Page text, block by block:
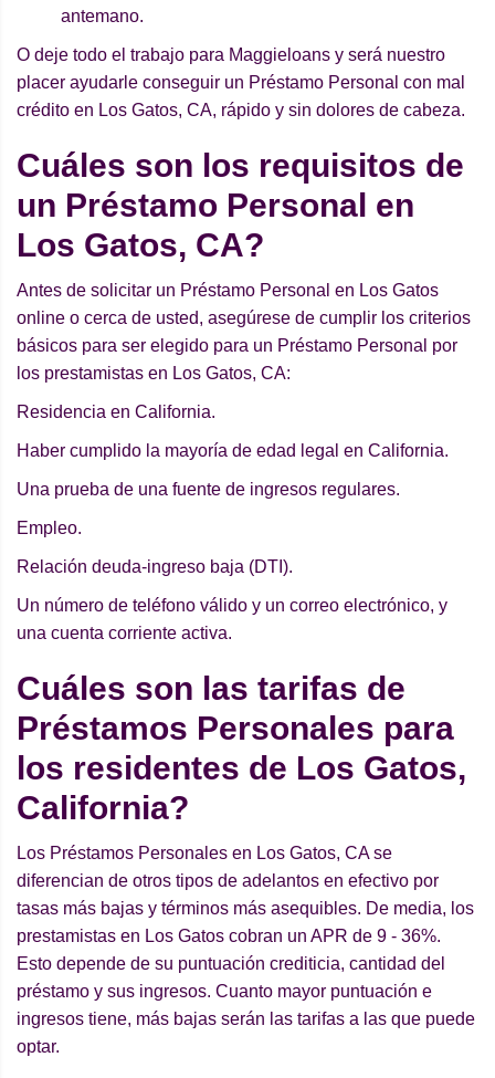
antemano.
O deje todo el trabajo para Maggieloans y será nuestro
placer ayudarle conseguir un Préstamo Personal con mal
crédito en Los Gatos, CA, rápido y sin dolores de cabeza.
Cuáles son los requisitos de
un Préstamo Personal en
Los Gatos, CA?
Antes de solicitar un Préstamo Personal en Los Gatos
online o cerca de usted, asegúrese de cumplir los criterios
básicos para ser elegido para un Préstamo Personal por
los prestamistas en Los Gatos, CA:
Residencia en California.
Haber cumplido la mayoría de edad legal en California.
Una prueba de una fuente de ingresos regulares.
Empleo.
Relación deuda-ingreso baja (DTI).
Un número de teléfono válido y un correo electrónico, y
una cuenta corriente activa.
Cuáles son las tarifas de
Préstamos Personales para
los residentes de Los Gatos,
California?
Los Préstamos Personales en Los Gatos, CA se
diferencian de otros tipos de adelantos en efectivo por
tasas más bajas y términos más asequibles. De media, los
prestamistas en Los Gatos cobran un APR de 9 - 36%.
Esto depende de su puntuación crediticia, cantidad del
préstamo y sus ingresos. Cuanto mayor puntuación e
ingresos tiene, más bajas serán las tarifas a las que puede
optar.